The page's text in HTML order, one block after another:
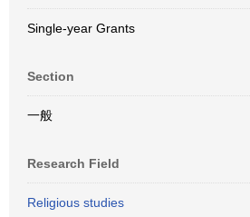
Single-year Grants
Section
一般
Research Field
Religious studies